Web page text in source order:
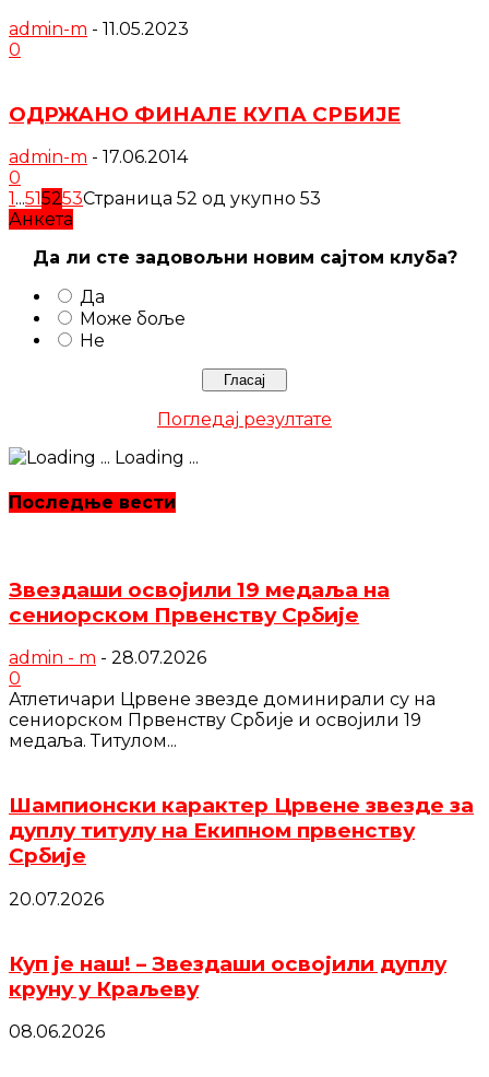
admin-m - 11.05.2023
0
ОДРЖАНО ФИНАЛЕ КУПА СРБИЈЕ
admin-m - 17.06.2014
0
1 ...515253Страница 52 од укупно 53
Анкета
Да ли сте задовољни новим сајтом клуба?
Да
Може боље
Не
Погледај резултате
Loading ...
Последње вести
Звездаши освојили 19 медаља на
сениорском Првенству Србије
admin - m - 28.07.2026
0
Атлетичари Црвене звезде доминирали су на
сениорском Првенству Србије и освојили 19
медаља. Титулом...
Шампионски карактер Црвене звезде за
дуплу титулу на Екипном првенству
Србије
20.07.2026
Куп је наш! – Звездаши освојили дуплу
круну у Краљеву
08.06.2026